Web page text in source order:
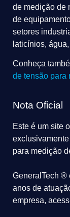
de medição de
de
setores
laticínios,
Conheça
de tensão para
Nota Oficial
Este é um site
para medição
GeneralTech ®
anos de
empresa,